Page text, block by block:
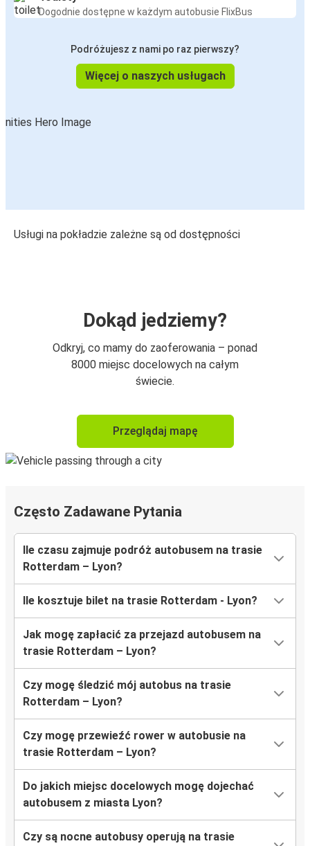
Dogodnie dostępne w każdym autobusie FlixBus
Podróżujesz z nami po raz pierwszy?
Więcej o naszych usługach
Usługi na pokładzie zależne są od dostępności
Dokąd jedziemy?
Odkryj, co mamy do zaoferowania – ponad
8000 miejsc docelowych na całym
świecie.
Przeglądaj mapę
Często Zadawane Pytania
Ile czasu zajmuje podróż autobusem na trasie
Rotterdam – Lyon?
Ile kosztuje bilet na trasie Rotterdam - Lyon?
Jak mogę zapłacić za przejazd autobusem na
trasie Rotterdam – Lyon?
Czy mogę śledzić mój autobus na trasie
Rotterdam – Lyon?
Czy mogę przewieźć rower w autobusie na
trasie Rotterdam – Lyon?
Do jakich miejsc docelowych mogę dojechać
autobusem z miasta Lyon?
Czy są nocne autobusy operują na trasie